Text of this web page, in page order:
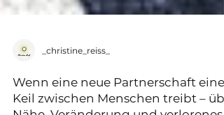
_christine_reiss_
Wenn eine neue Partnerschaft